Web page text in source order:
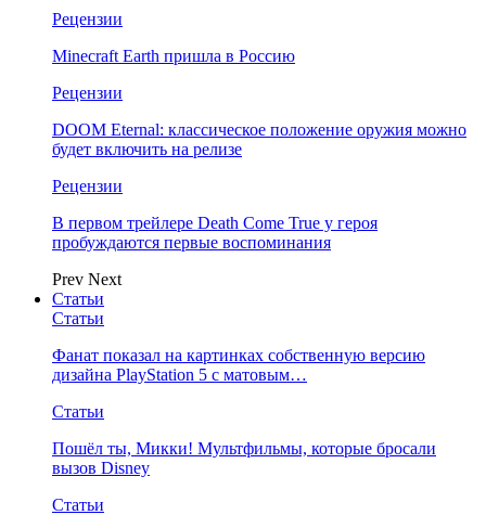
Рецензии
Minecraft Earth пришла в Россию
Рецензии
DOOM Eternal: классическое положение оружия можно
будет включить на релизе
Рецензии
В первом трейлере Death Come True у героя
пробуждаются первые воспоминания
Prev Next
Статьи
Статьи
Фанат показал на картинках собственную версию
дизайна PlayStation 5 с матовым…
Статьи
Пошёл ты, Микки! Мультфильмы, которые бросали
вызов Disney
Статьи